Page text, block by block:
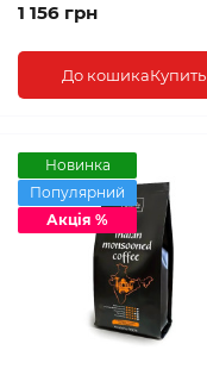
1 156 грн
До кошикаКупить
Новинка
Популярний
Акція %